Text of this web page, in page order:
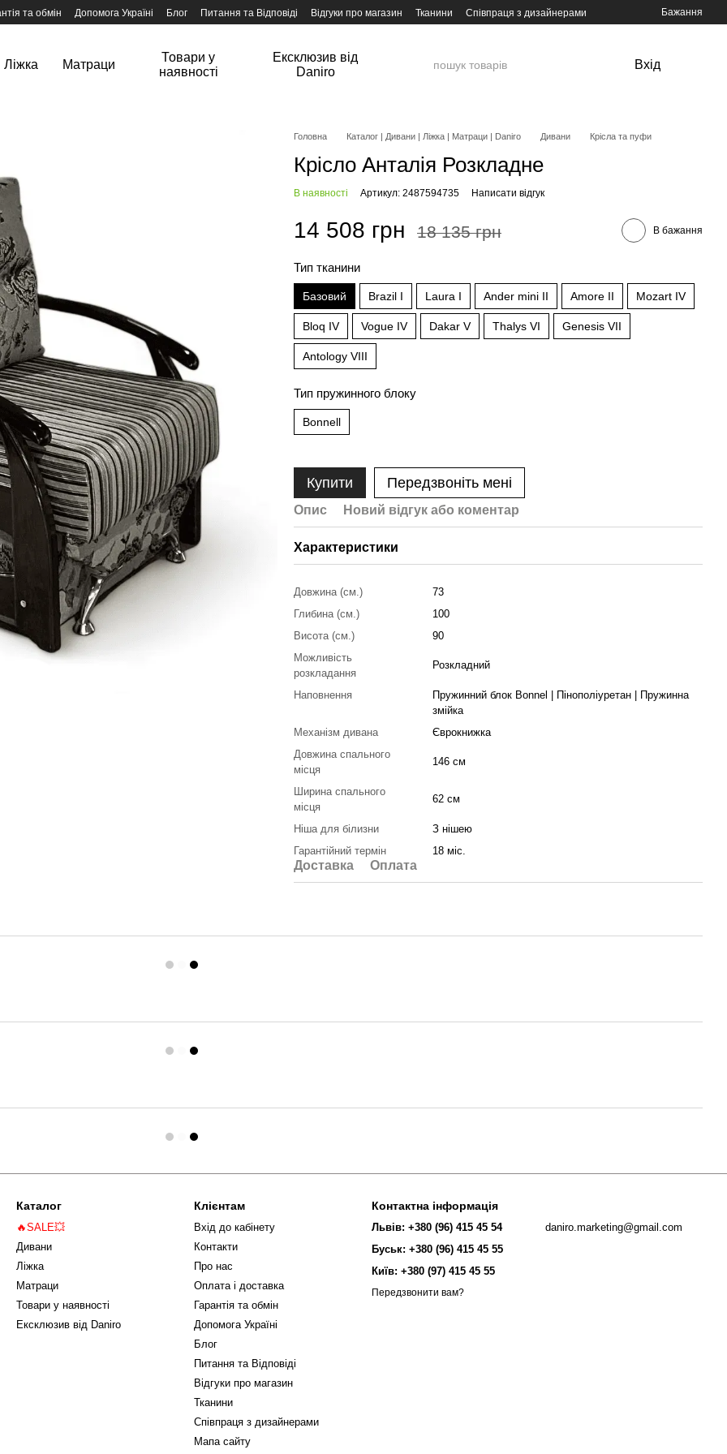
та обмін Допомога Україні Блог Питання та Відповіді Відгуки про магазин Тканини Співпраця з дизайнерами Бажання
Ліжка Матраци
Товари у
наявності
Ексклюзив від
Daniro
Вхід
Головна Каталог | Дивани | Ліжка | Матраци | Daniro Дивани Крісла та пуфи
Крісло Анталія Розкладне
В наявності Артикул: 2487594735 Написати відгук
14 508 грн 18 135 грн В бажання
Тип тканини
Базовий Brazil I Laura I Ander mini II Amore II Mozart IV
Bloq IV Vogue IV Dakar V Thalys VI Genesis VII
Antology VIII
Тип пружинного блоку
Bonnell
Купити Передзвоніть мені
Опис Новий відгук або коментар
Характеристики
Довжина (см.)
73
Глибина (см.)
100
Висота (см.)
90
Можливість
розкладання
Розкладний
Наповнення
Пружинний блок Bonnel | Пінополіуретан | Пружинна
змійка
Механізм дивана
Єврокнижка
Довжина спального
місця
146 см
Ширина спального
місця
62 см
Ніша для білизни
З нішею
Гарантійний термін
18 міс.
Доставка Оплата
Каталог
🔥SALE💥
Дивани
Ліжка
Матраци
Товари у наявності
Ексклюзив від Daniro
Клієнтам
Вхід до кабінету
Контакти
Про нас
Оплата і доставка
Гарантія та обмін
Допомога Україні
Блог
Питання та Відповіді
Відгуки про магазин
Тканини
Співпраця з дизайнерами
Мапа сайту
Контактна інформація
Львів: +380 (96) 415 45 54
Буськ: +380 (96) 415 45 55
Київ: +380 (97) 415 45 55
Передзвонити вам?
daniro.marketing@gmail.com